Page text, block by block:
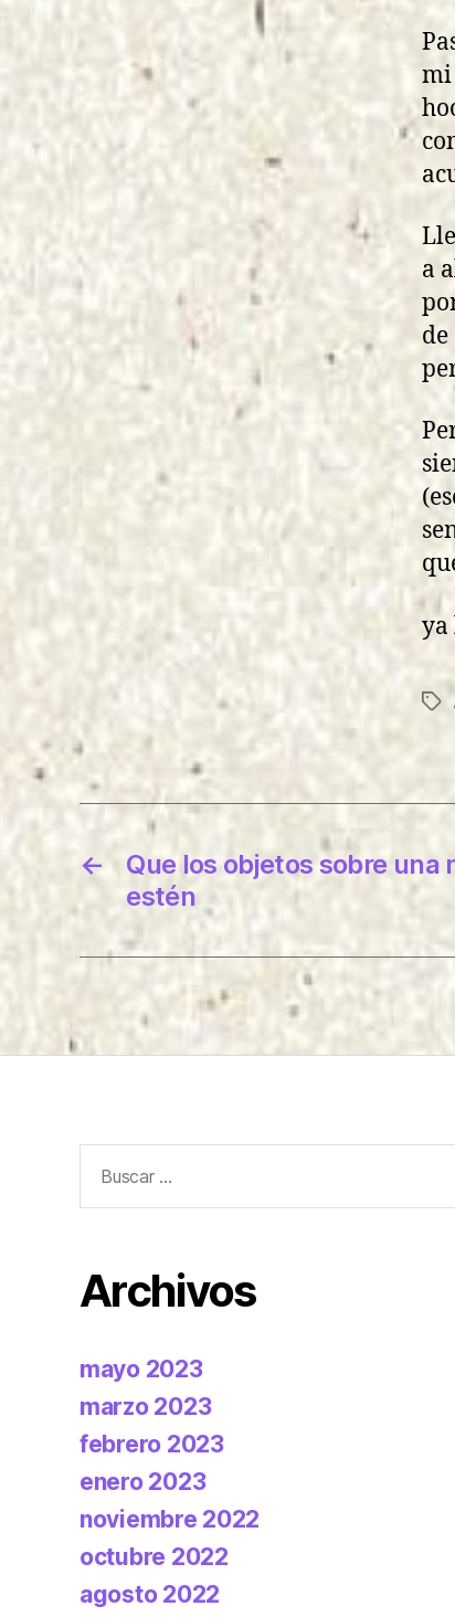
mi
a
ya
←
Que los objetos sobre una
estén
Archivos
mayo 2023
marzo 2023
febrero 2023
enero 2023
noviembre 2022
octubre 2022
agosto 2022